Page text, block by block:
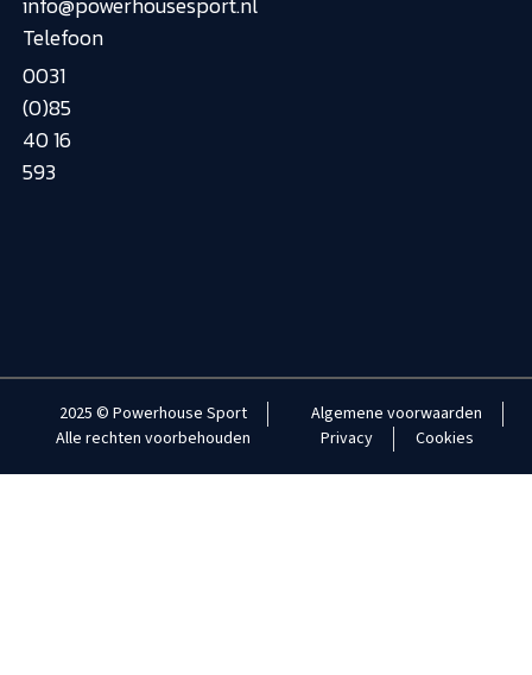
Telefoon
0031
(0)85
40 16
593
2025 © Powerhouse Sport
Alle rechten voorbehouden
Algemene voorwaarden
Privacy
Cookies